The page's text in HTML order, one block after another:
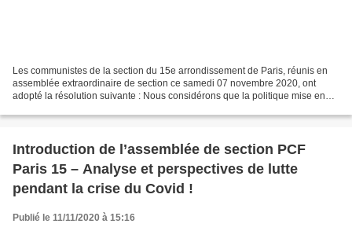
Les communistes de la section du 15e arrondissement de Paris, réunis en
assemblée extraordinaire de section ce samedi 07 novembre 2020, ont
adopté la résolution suivante : Nous considérons que la politique mise en
Introduction de l’assemblée de section PCF
Paris 15 – Analyse et perspectives de lutte
pendant la crise du Covid !
Publié le 11/11/2020 à 15:16